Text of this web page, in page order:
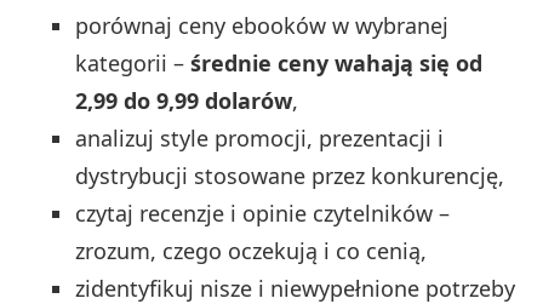
porównaj ceny ebooków w wybranej
kategorii –średnie ceny wahają się od
2,99 do 9,99 dolarów,
analizuj style promocji, prezentacji i
dystrybucji stosowane przez konkurencję,
czytaj recenzje i opinie czytelników –
zrozum, czego oczekują i co cenią,
zidentyfikuj nisze i niewypełnione potrzeby